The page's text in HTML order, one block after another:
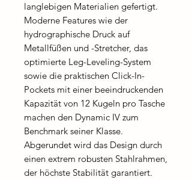
langlebigen Materialien gefertigt.
Moderne Features wie der
hydrographische Druck auf
Metallfüßen und -Stretcher, das
optimierte Leg-Leveling-System
sowie die praktischen Click-In-
Pockets mit einer beeindruckenden
Kapazität von 12 Kugeln pro Tasche
machen den Dynamic IV zum
Benchmark seiner Klasse.
Abgerundet wird das Design durch
einen extrem robusten Stahlrahmen,
der höchste Stabilität garantiert.